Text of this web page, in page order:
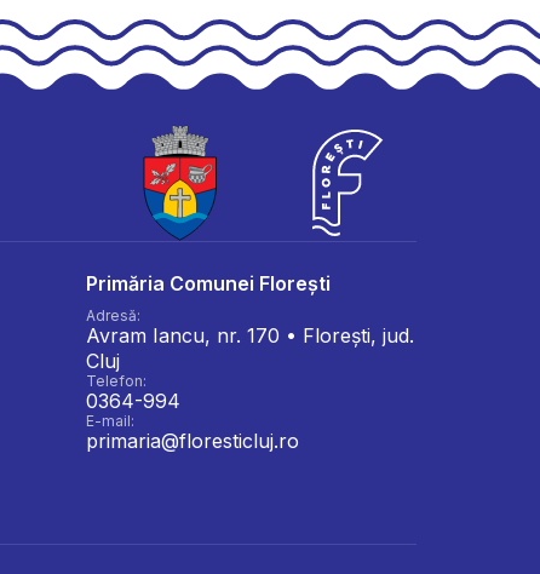
Primăria Comunei Florești
Adresă:
Avram Iancu, nr. 170 • Florești, jud.
Cluj
Telefon:
0364-994
E-mail:
primaria@floresticluj.ro